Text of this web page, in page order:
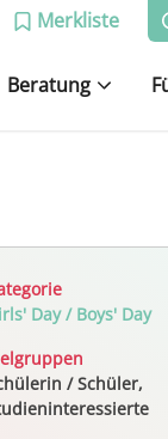
Merkliste
Beratung
Day / Boys' Day
/ Schüler,